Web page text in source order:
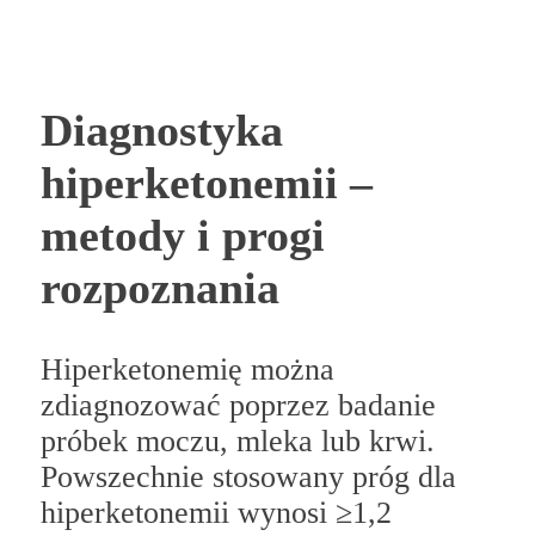
Diagnostyka
hiperketonemii –
metody i progi
rozpoznania
Hiperketonemię można
zdiagnozować poprzez badanie
próbek moczu, mleka lub krwi.
Powszechnie stosowany próg dla
hiperketonemii wynosi ≥1,2